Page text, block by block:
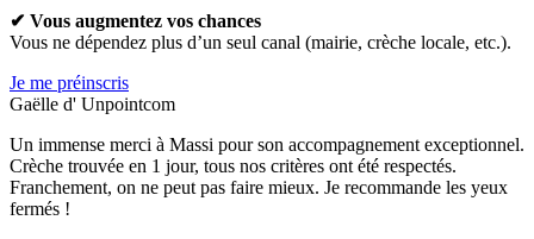
✔ Vous augmentez vos chances
Vous ne dépendez plus d’un seul canal (mairie, crèche locale, etc.).
Je me préinscris
Gaëlle d' Unpointcom
Un immense merci à Massi pour son accompagnement exceptionnel.
Crèche trouvée en 1 jour, tous nos critères ont été respectés.
Franchement, on ne peut pas faire mieux. Je recommande les yeux
fermés !